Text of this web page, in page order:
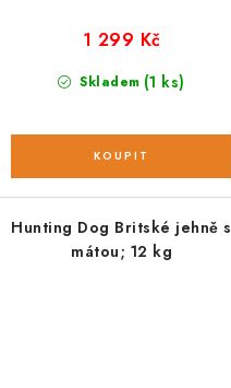
Skladem (1 ks)
1 299 Kč
Hunting Dog Britské jehně s
mátou; 12 kg